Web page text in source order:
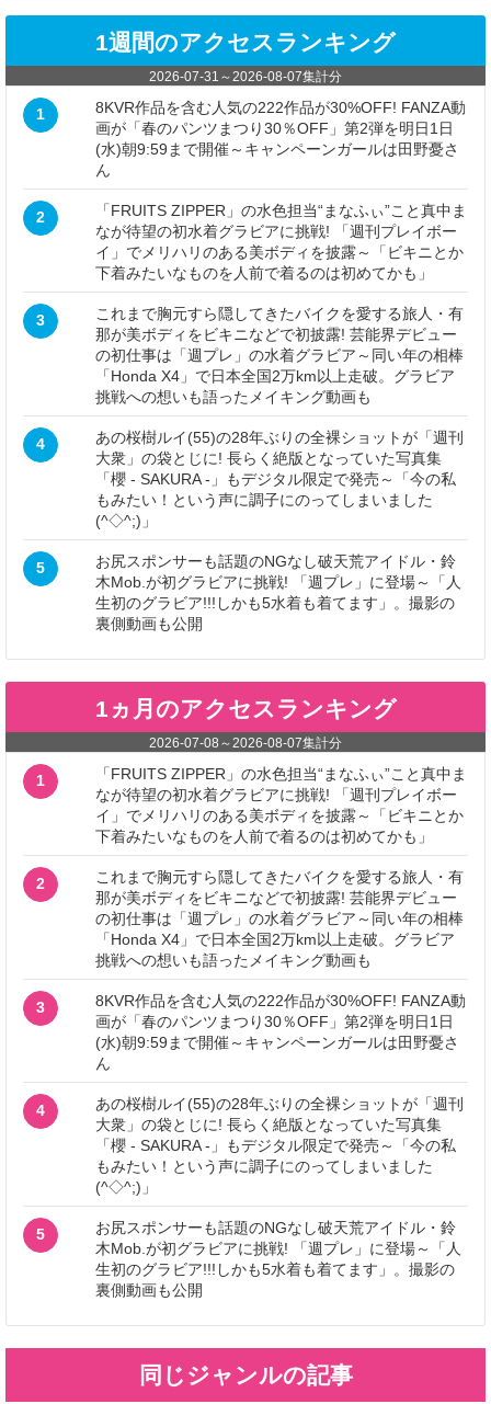
1週間のアクセスランキング
2026-07-31 ～ 2026-08-07集計分
1
8KVR作品を含む人気の222作品が30%OFF! FANZA動
画が「春のパンツまつり30％OFF」第2弾を明日1日
(水)朝9:59まで開催～キャンペーンガールは田野憂さ
ん
2
「FRUITS ZIPPER」の水色担当“まなふぃ”こと真中ま
なが待望の初水着グラビアに挑戦! 「週刊プレイボー
イ」でメリハリのある美ボディを披露～「ビキニとか
下着みたいなものを人前で着るのは初めてかも」
3
これまで胸元すら隠してきたバイクを愛する旅人・有
那が美ボディをビキニなどで初披露! 芸能界デビュー
の初仕事は「週プレ」の水着グラビア～同い年の相棒
「Honda X4」で日本全国2万km以上走破。グラビア
挑戦への想いも語ったメイキング動画も
4
あの桜樹ルイ(55)の28年ぶりの全裸ショットが「週刊
大衆」の袋とじに! 長らく絶版となっていた写真集
「櫻 - SAKURA -」もデジタル限定で発売～「今の私
もみたい！という声に調子にのってしまいました
(^◇^;)」
5
お尻スポンサーも話題のNGなし破天荒アイドル・鈴
木Mob.が初グラビアに挑戦! 「週プレ」に登場～「人
生初のグラビア!!!しかも5水着も着てます」。撮影の
裏側動画も公開
1ヵ月のアクセスランキング
2026-07-08 ～ 2026-08-07集計分
1
「FRUITS ZIPPER」の水色担当“まなふぃ”こと真中ま
なが待望の初水着グラビアに挑戦! 「週刊プレイボー
イ」でメリハリのある美ボディを披露～「ビキニとか
下着みたいなものを人前で着るのは初めてかも」
2
これまで胸元すら隠してきたバイクを愛する旅人・有
那が美ボディをビキニなどで初披露! 芸能界デビュー
の初仕事は「週プレ」の水着グラビア～同い年の相棒
「Honda X4」で日本全国2万km以上走破。グラビア
挑戦への想いも語ったメイキング動画も
3
8KVR作品を含む人気の222作品が30%OFF! FANZA動
画が「春のパンツまつり30％OFF」第2弾を明日1日
(水)朝9:59まで開催～キャンペーンガールは田野憂さ
ん
4
あの桜樹ルイ(55)の28年ぶりの全裸ショットが「週刊
大衆」の袋とじに! 長らく絶版となっていた写真集
「櫻 - SAKURA -」もデジタル限定で発売～「今の私
もみたい！という声に調子にのってしまいました
(^◇^;)」
5
お尻スポンサーも話題のNGなし破天荒アイドル・鈴
木Mob.が初グラビアに挑戦! 「週プレ」に登場～「人
生初のグラビア!!!しかも5水着も着てます」。撮影の
裏側動画も公開
同じジャンルの記事